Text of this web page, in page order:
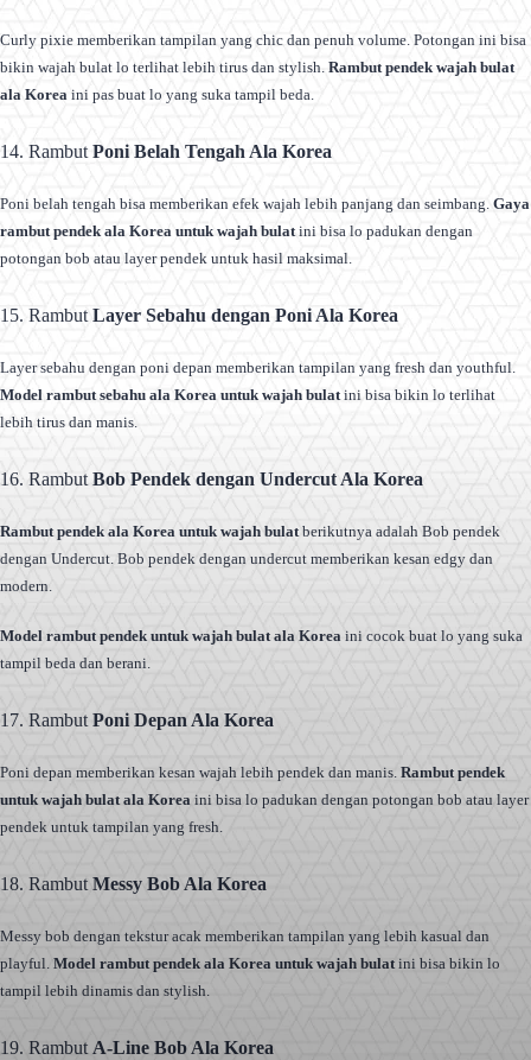
Curly pixie memberikan tampilan yang chic dan penuh volume. Potongan ini bisa
bikin wajah bulat lo terlihat lebih tirus dan stylish. Rambut pendek wajah bulat
ala Korea ini pas buat lo yang suka tampil beda.
14. Rambut Poni Belah Tengah Ala Korea
Poni belah tengah bisa memberikan efek wajah lebih panjang dan seimbang. Gaya
rambut pendek ala Korea untuk wajah bulat ini bisa lo padukan dengan
potongan bob atau layer pendek untuk hasil maksimal.
15. Rambut Layer Sebahu dengan Poni Ala Korea
Layer sebahu dengan poni depan memberikan tampilan yang fresh dan youthful.
Model rambut sebahu ala Korea untuk wajah bulat ini bisa bikin lo terlihat
lebih tirus dan manis.
16. Rambut Bob Pendek dengan Undercut Ala Korea
Rambut pendek ala Korea untuk wajah bulat berikutnya adalah Bob pendek
dengan Undercut. Bob pendek dengan undercut memberikan kesan edgy dan
modern.
Model rambut pendek untuk wajah bulat ala Korea ini cocok buat lo yang suka
tampil beda dan berani.
17. RambutPoni Depan Ala Korea
Poni depan memberikan kesan wajah lebih pendek dan manis. Rambut pendek
untuk wajah bulat ala Korea ini bisa lo padukan dengan potongan bob atau layer
pendek untuk tampilan yang fresh.
18. RambutMessy Bob Ala Korea
Messy bob dengan tekstur acak memberikan tampilan yang lebih kasual dan
playful. Model rambut pendek ala Korea untuk wajah bulatini bisa bikin lo
tampil lebih dinamis dan stylish.
19. RambutA-Line Bob Ala Korea